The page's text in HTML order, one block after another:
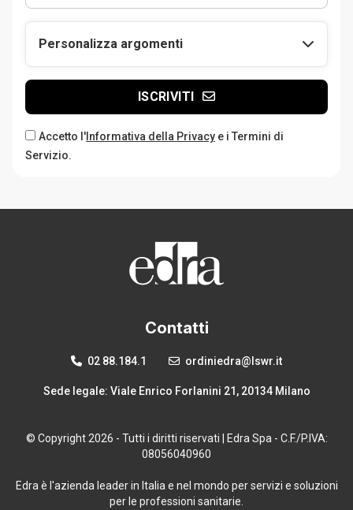
Personalizza argomenti
ISCRIVITI
Accetto l' Informativa della Privacy e i Termini di
Servizio.
Contatti
02 88.184.1 ordiniedra@lswr.it
Sede legale: Viale Enrico Forlanini 21, 20134 Milano
© Copyright 2026 - Tutti i diritti riservati | Edra Spa - C.F./P.IVA:
08056040960
Edra è l'azienda leader in Italia e nel mondo per servizi e soluzioni
per le professioni sanitarie.